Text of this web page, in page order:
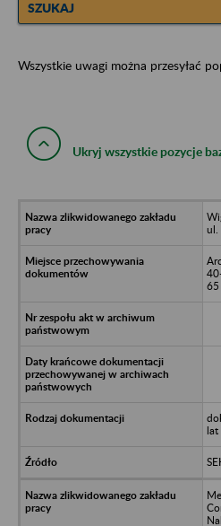
SZUKAJ
Wszystkie uwagi można przesyłać
Ukryj wszystkie pozycje
ul.
65